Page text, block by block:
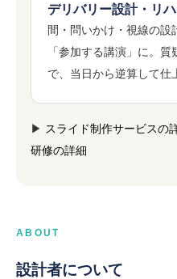
デリバリー設計・リ
間・問いかけ・視線の設
「参加する講演」に。
で、当日から逆算して仕
▶ スライド制作サービスの
研修の詳細
ABOUT
設計者について